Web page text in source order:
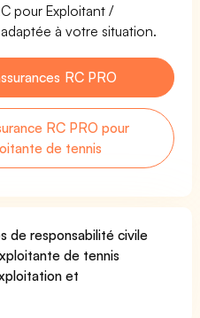
pour Exploitant /
à votre situation.
RC PRO
RC PRO pour
de tennis
de responsabilité civile
de tennis
et